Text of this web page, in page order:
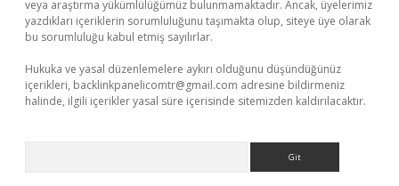
veya araştırma yükümlülüğümüz bulunmamaktadır. Ancak, üyelerimiz
yazdıkları içeriklerin sorumluluğunu taşımakta olup, siteye üye olarak
bu sorumluluğu kabul etmiş sayılırlar.
Hukuka ve yasal düzenlemelere aykırı olduğunu düşündüğünüz
içerikleri, backlinkpanelicomtr@gmail.com adresine bildirmeniz
halinde, ilgili içerikler yasal süre içerisinde sitemizden kaldırılacaktır.